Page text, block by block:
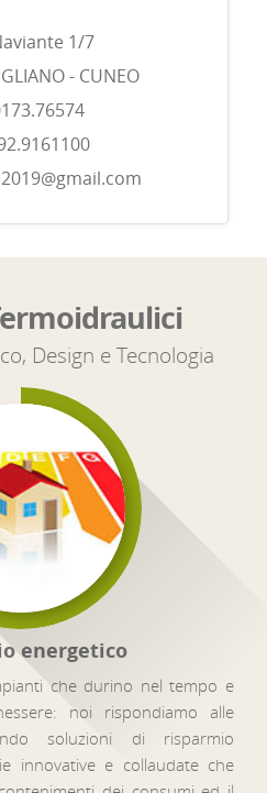
1/7
- CUNEO
Design e Tecnologia
energetico
che durino nel tempo e
noi rispondiamo alle
soluzioni di risparmio
innovative e collaudate che